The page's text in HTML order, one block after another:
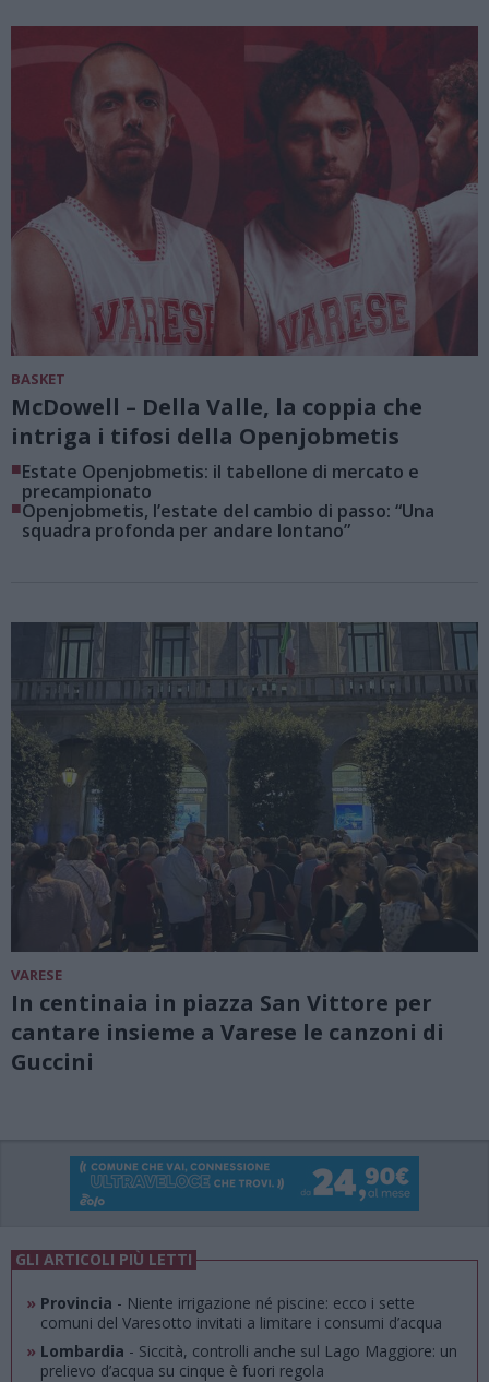
BASKET
McDowell – Della Valle, la coppia che
intriga i tifosi della Openjobmetis
■Estate Openjobmetis: il tabellone di mercato e
precampionato
■Openjobmetis, l’estate del cambio di passo: “Una
squadra profonda per andare lontano”
VARESE
In centinaia in piazza San Vittore per
cantare insieme a Varese le canzoni di
Guccini
GLI ARTICOLI PIÙ LETTI
» Provincia - Niente irrigazione né piscine: ecco i sette
comuni del Varesotto invitati a limitare i consumi d’acqua
» Lombardia - Siccità, controlli anche sul Lago Maggiore: un
prelievo d’acqua su cinque è fuori regola